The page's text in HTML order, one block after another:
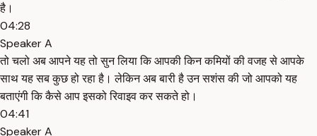
है।
04:28
Speaker A
तो चलो अब आपने यह तो सुन लिया कि आपकी किन कमियों की वजह से आपके
साथ यह सब कुछ हो रहा है। लेकिन अब बारी है उन सशंस की जो आपको यह
बताएंगी कि कैसे आप इसको रिवाइव कर सकते हो।
04:41
Speaker A